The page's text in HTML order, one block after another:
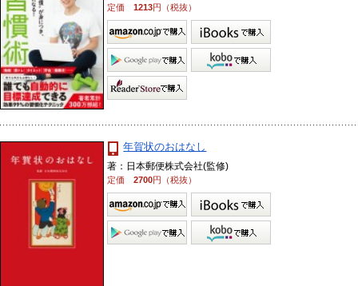
定価1213円（税抜）
年賀状のおはなし
著：日本郵便株式会社(監修)
定価2700円（税抜）